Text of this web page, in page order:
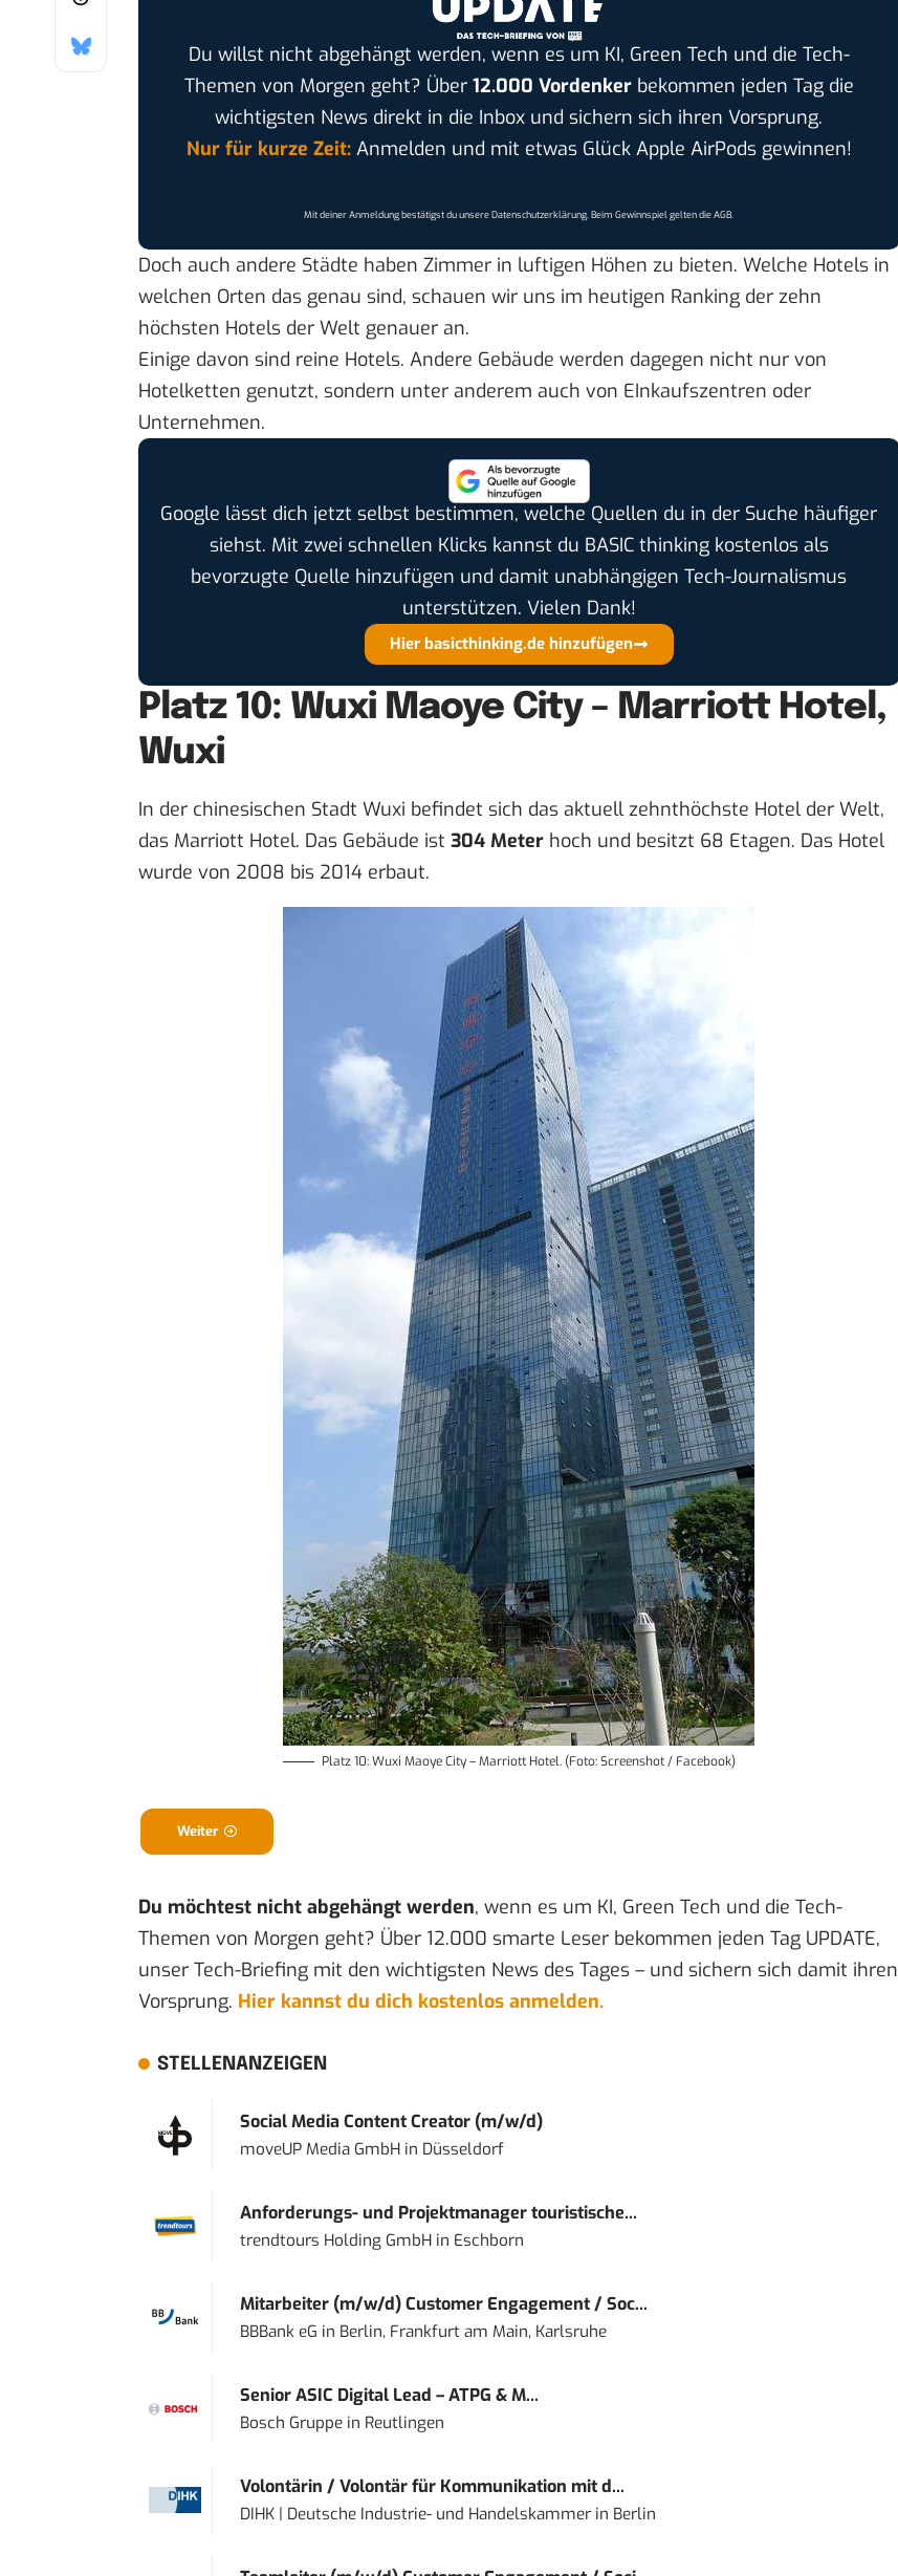
Du willst nicht abgehängt werden, wenn es um KI, Green Tech und die Tech-
Themen von Morgen geht? Über 12.000 Vordenkerbekommen jeden Tag die
wichtigsten News direkt in die Inbox und sichern sich ihren Vorsprung.
Nur für kurze Zeit:Anmelden und mit etwas Glück Apple AirPods gewinnen!
Mit deiner Anmeldung bestätigst du unsereDatenschutzerklärung. Beim Gewinnspiel gelten dieAGB.
Doch auch andere Städte haben Zimmer in luftigen Höhen zu bieten. Welche Hotels in
welchen Orten das genau sind, schauen wir uns im heutigen Ranking der zehn
höchsten Hotels der Welt genauer an.
Einige davon sind reine Hotels. Andere Gebäude werden dagegen nicht nur von
Hotelketten genutzt, sondern unter anderem auch von EInkaufszentren oder
Unternehmen.
Google lässt dich jetzt selbst bestimmen, welche Quellen du in der Suche häufiger
siehst. Mit zwei schnellen Klicks kannst du BASIC thinking kostenlos als
bevorzugte Quelle hinzufügen und damit unabhängigen Tech-Journalismus
unterstützen. Vielen Dank!
Hier basicthinking.de hinzufügen
Platz 10: Wuxi Maoye City – Marriott Hotel,
Wuxi
In der chinesischen Stadt Wuxi befindet sich das aktuell zehnthöchste Hotel der Welt,
das Marriott Hotel. Das Gebäude ist 304 Meter hoch und besitzt 68 Etagen. Das Hotel
wurde von 2008 bis 2014 erbaut.
Platz 10: Wuxi Maoye City – Marriott Hotel. (Foto: Screenshot / Facebook)
Weiter
Du möchtest nicht abgehängt werden, wenn es um KI, Green Tech und die Tech-
Themen von Morgen geht? Über 12.000 smarte Leser bekommen jeden Tag UPDATE,
unser Tech-Briefing mit den wichtigsten News des Tages – und sichern sich damit ihren
Vorsprung. Hier kannst du dich kostenlos anmelden.
STELLENANZEIGEN
Social Media Content Creator (m/w/d)
moveUP Media GmbHin Düsseldorf
Anforderungs- und Projektmanager touristische...
trendtours Holding GmbHin Eschborn
Mitarbeiter (m/w/d) Customer Engagement / Soc...
BBBank eG in Berlin, Frankfurt am Main, Karlsruhe
Senior ASIC Digital Lead – ATPG & M...
Bosch Gruppein Reutlingen
Volontärin / Volontär für Kommunikation mit d...
DIHK | Deutsche Industrie- und Handelskammerin Berlin